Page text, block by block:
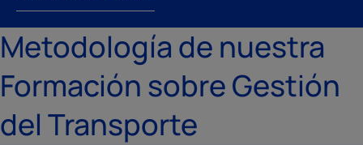
Metodología de nuestra
Formación sobre Gestión
del Transporte